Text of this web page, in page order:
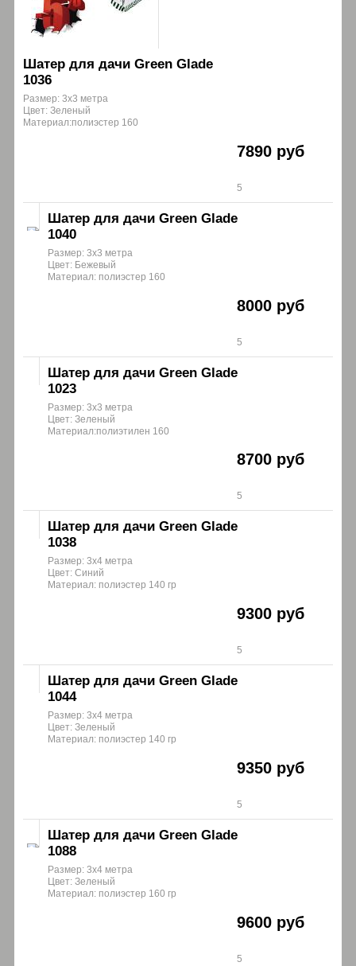
Шатер для дачи Green Glade
1036
Размер: 3х3 метра
Цвет: Зеленый
Материал:полиэстер 160
7890 руб
5
Шатер для дачи Green Glade
1040
Размер: 3х3 метра
Цвет: Бежевый
Материал: полиэстер 160
8000 руб
5
Шатер для дачи Green Glade
1023
Размер: 3х3 метра
Цвет: Зеленый
Материал:полиэтилен 160
8700 руб
5
Шатер для дачи Green Glade
1038
Размер: 3х4 метра
Цвет: Синий
Материал: полиэстер 140 гр
9300 руб
5
Шатер для дачи Green Glade
1044
Размер: 3х4 метра
Цвет: Зеленый
Материал: полиэстер 140 гр
9350 руб
5
Шатер для дачи Green Glade
1088
Размер: 3х4 метра
Цвет: Зеленый
Материал: полиэстер 160 гр
9600 руб
5